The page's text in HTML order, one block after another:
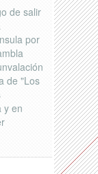
de salir
por
de "Los
y en